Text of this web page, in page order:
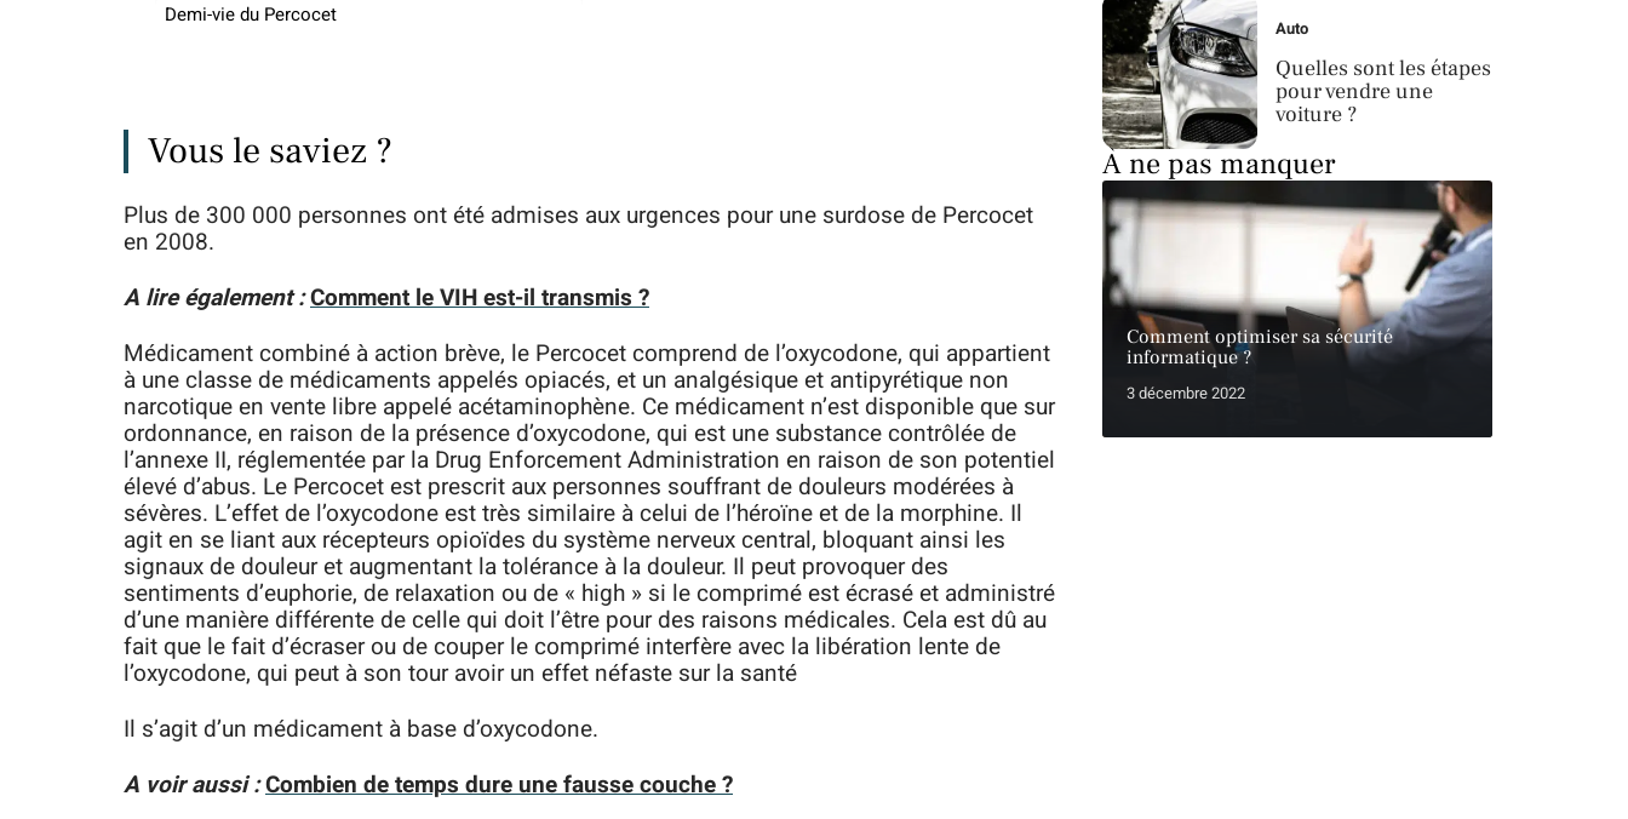
Demi-vie du Percocet
Vous le saviez ?
Plus de 300 000 personnes ont été admises aux urgences pour une surdose de Percocet
en 2008.
A lire également :Comment le VIH est-il transmis ?
Médicament combiné à action brève, le Percocet comprend de l’oxycodone, qui appartient
à une classe de médicaments appelés opiacés, et un analgésique et antipyrétique non
narcotique en vente libre appelé acétaminophène. Ce médicament n’est disponible que sur
ordonnance, en raison de la présence d’oxycodone, qui est une substance contrôlée de
l’annexe II, réglementée par la Drug Enforcement Administration en raison de son potentiel
élevé d’abus. Le Percocet est prescrit aux personnes souffrant de douleurs modérées à
sévères. L’effet de l’oxycodone est très similaire à celui de l’héroïne et de la morphine. Il
agit en se liant aux récepteurs opioïdes du système nerveux central, bloquant ainsi les
signaux de douleur et augmentant la tolérance à la douleur. Il peut provoquer des
sentiments d’euphorie, de relaxation ou de « high » si le comprimé est écrasé et administré
d’une manière différente de celle qui doit l’être pour des raisons médicales. Cela est dû au
fait que le fait d’écraser ou de couper le comprimé interfère avec la libération lente de
l’oxycodone, qui peut à son tour avoir un effet néfaste sur la santé
Il s’agit d’un médicament à base d’oxycodone.
A voir aussi :Combien de temps dure une fausse couche ?
Auto
Quelles sont les étapes
pour vendre une
voiture ?
À ne pas manquer
Comment optimiser sa sécurité
informatique ?
3 décembre 2022